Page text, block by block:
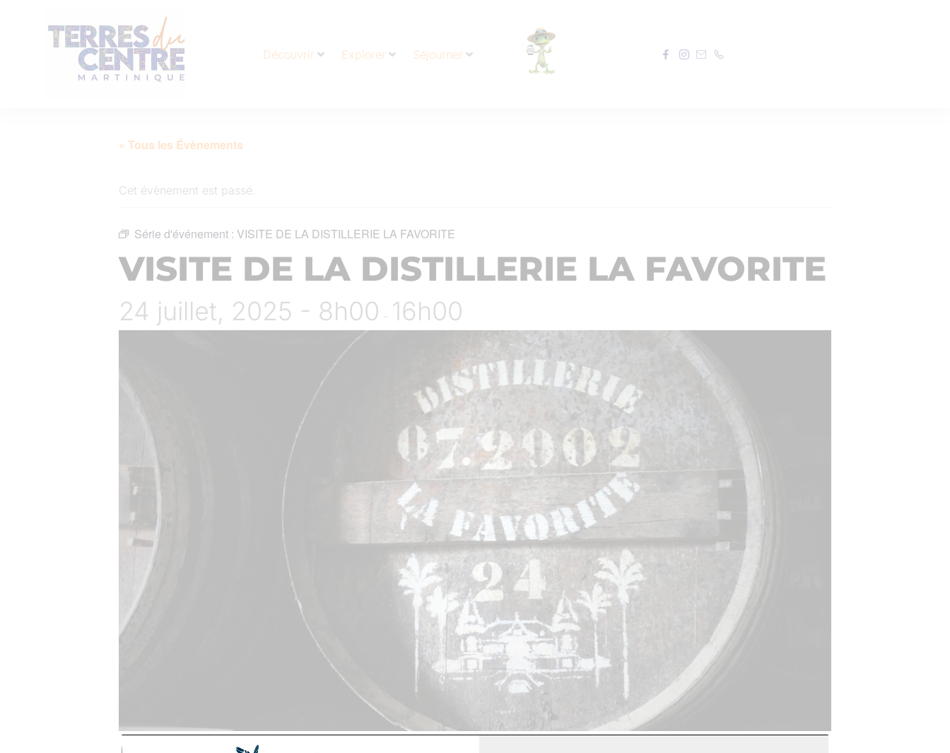
Découvrir Explorer Séjourner
« Tous les Évènements
Cet évènement est passé.
Série d'événement : VISITE DE LA DISTILLERIE LA FAVORITE
VISITE DE LA DISTILLERIE LA FAVORITE
24 juillet, 2025 - 8h00 16h00